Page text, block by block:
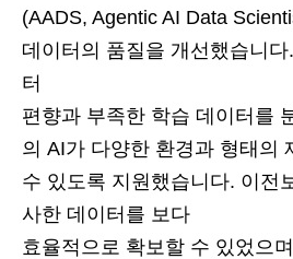
(AADS, Agentic AI Data
데이터의 품질을 개선했습니다
터
편향과 부족한 학습 데이터를
의 AI가 다양한 환경과 형태의
수 있도록 지원했습니다. 이전
사한 데이터를 보다
효율적으로 확보할 수 있었으